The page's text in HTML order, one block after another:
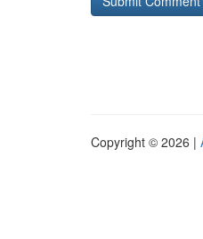
Copyright © 2026 |